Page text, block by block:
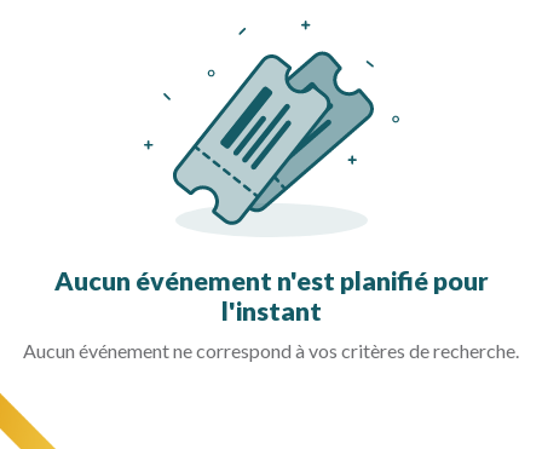
Aucun événement n'est planifié pour
l'instant
Aucun événement ne correspond à vos critères de recherche.